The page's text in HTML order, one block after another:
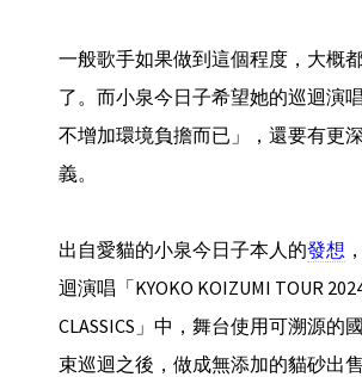
一般歌手如果做到這個程度，大概
了。而小泉今日子希望她的巡迴演
不增加環境負擔而已」，還要有更
義。
出自愛貓的小泉今日子本人的發想
迴演唱「KYOKO KOIZUMI TOUR
CLASSICS」中，舞台使用可溯源的
束巡迴之後，做成無添加的貓砂出售